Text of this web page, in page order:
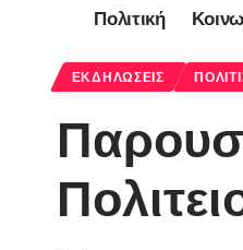
Πολιτική
ΕΚΔΗΛΏΣΕΙΣ